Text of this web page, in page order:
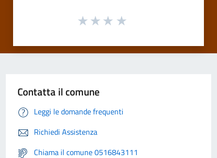
Contatta il comune
Leggi le domande frequenti
Richiedi Assistenza
Chiama il comune 0516843111